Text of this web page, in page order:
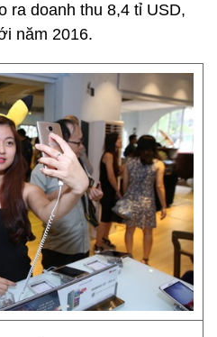
ra doanh thu 8,4 tỉ USD,
năm 2016.